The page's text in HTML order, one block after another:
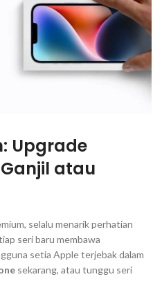
Upgrade
Ganjil atau
selalu menarik perhatian
seri baru membawa
setia Apple terjebak dalam
sekarang, atau tunggu seri